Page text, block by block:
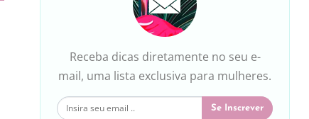
Receba dicas diretamente no seu e-
mail, uma lista exclusiva para mulheres.
Se Inscrever